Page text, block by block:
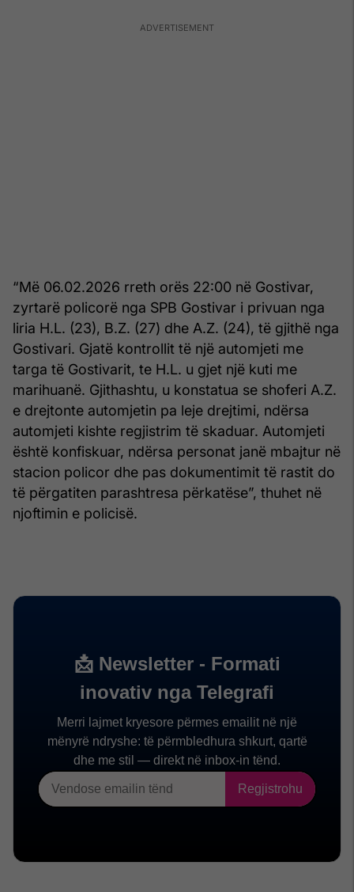
“Më 06.02.2026 rreth orës 22:00 në Gostivar,
zyrtarë policorë nga SPB Gostivar i privuan nga
liria H.L. (23), B.Z. (27) dhe A.Z. (24), të gjithë nga
Gostivari. Gjatë kontrollit të një automjeti me
targa të Gostivarit, te H.L. u gjet një kuti me
marihuanë. Gjithashtu, u konstatua se shoferi A.Z.
e drejtonte automjetin pa leje drejtimi, ndërsa
automjeti kishte regjistrim të skaduar. Automjeti
është konfiskuar, ndërsa personat janë mbajtur në
stacion policor dhe pas dokumentimit të rastit do
të përgatiten parashtresa përkatëse”, thuhet në
njoftimin e policisë.